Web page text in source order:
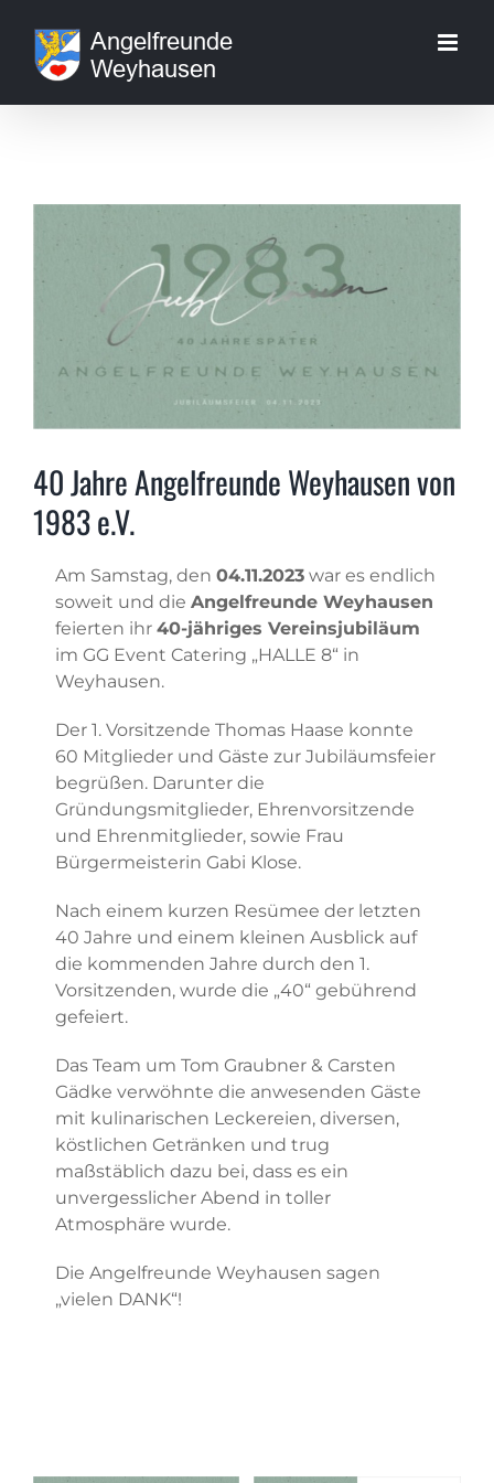
Inhalt
springen
40 Jahre Angelfreunde Weyhausen von
1983 e.V.
Am Samstag, den 04.11.2023war es endlich
soweit und die Angelfreunde Weyhausen
feierten ihr 40-jähriges Vereinsjubiläum
im GG Event Catering „HALLE 8“ in
Weyhausen.
Der 1. Vorsitzende Thomas Haase konnte
60 Mitglieder und Gäste zur Jubiläumsfeier
begrüßen. Darunter die
Gründungsmitglieder, Ehrenvorsitzende
und Ehrenmitglieder, sowie Frau
Bürgermeisterin Gabi Klose.
Nach einem kurzen Resümee der letzten
40 Jahre und einem kleinen Ausblick auf
die kommenden Jahre durch den 1.
Vorsitzenden, wurde die „40“ gebührend
gefeiert.
Das Team um Tom Graubner & Carsten
Gädke verwöhnte die anwesenden Gäste
mit kulinarischen Leckereien, diversen,
köstlichen Getränken und trug
maßstäblich dazu bei, dass es ein
unvergesslicher Abend in toller
Atmosphäre wurde.
Die Angelfreunde Weyhausen sagen
„vielen DANK“!